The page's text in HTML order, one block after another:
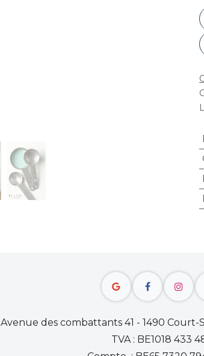
Avenue des combattants 41 - 1490 Court-
TVA : BE1018 433